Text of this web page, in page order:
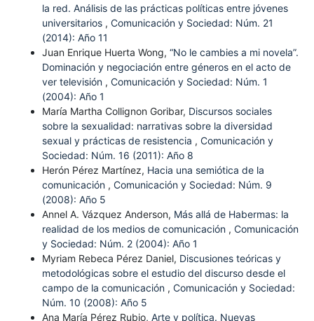
la red. Análisis de las prácticas políticas entre jóvenes
universitarios , Comunicación y Sociedad: Núm. 21
(2014): Año 11
Juan Enrique Huerta Wong, “No le cambies a mi novela”.
Dominación y negociación entre géneros en el acto de
ver televisión , Comunicación y Sociedad: Núm. 1
(2004): Año 1
María Martha Collignon Goribar, Discursos sociales
sobre la sexualidad: narrativas sobre la diversidad
sexual y prácticas de resistencia , Comunicación y
Sociedad: Núm. 16 (2011): Año 8
Herón Pérez Martínez, Hacia una semiótica de la
comunicación , Comunicación y Sociedad: Núm. 9
(2008): Año 5
Annel A. Vázquez Anderson, Más allá de Habermas: la
realidad de los medios de comunicación , Comunicación
y Sociedad: Núm. 2 (2004): Año 1
Myriam Rebeca Pérez Daniel, Discusiones teóricas y
metodológicas sobre el estudio del discurso desde el
campo de la comunicación , Comunicación y Sociedad:
Núm. 10 (2008): Año 5
Ana María Pérez Rubio, Arte y política. Nuevas